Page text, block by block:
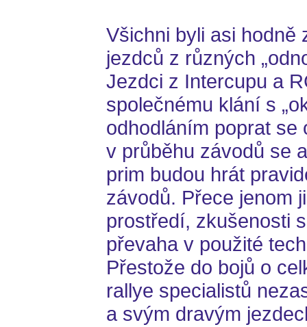
Všichni byli asi hodně
jezdců z různých
Jezdci z Intercupu a
společnému klání s
odhodláním poprat
v průběhu závodů se
prim budou hrát
závodů. Přece jenom
prostředí, zkušenosti
převaha v použité
Přestože do bojů o
rallye specialistů
a svým dravým